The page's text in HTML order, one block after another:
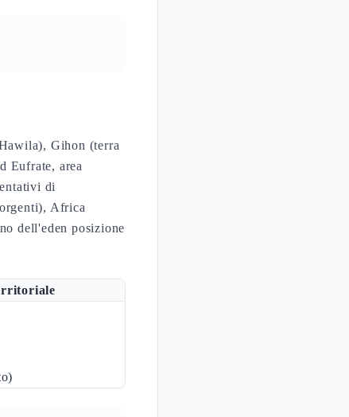
Gihon (terra
Eufrate, area
di
Africa
dell'eden posizione